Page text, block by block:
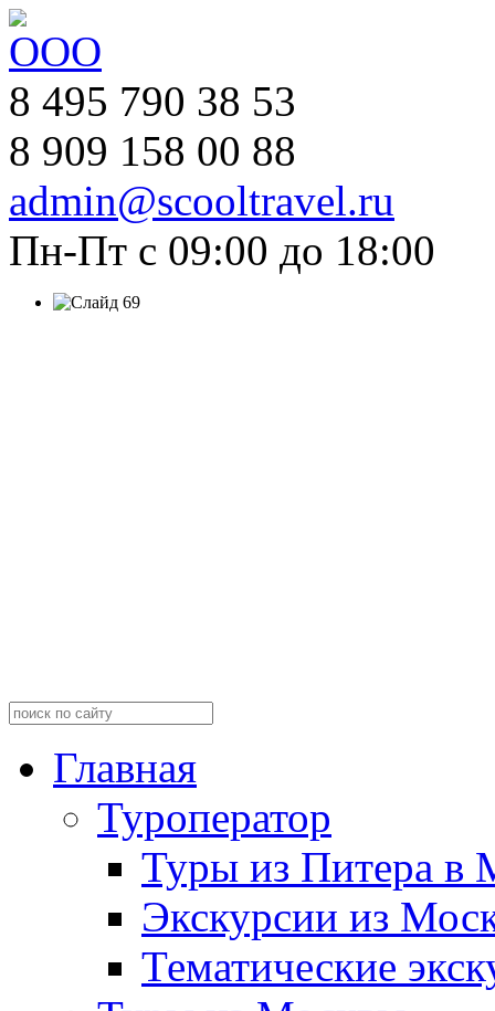
8 495 790 38 53
8 909 158 00 88
admin@scooltravel.ru
Пн-Пт с 09:00 до 18:00
Главная
Туроператор
Туры из Питера в
Экскурсии из
Тематические